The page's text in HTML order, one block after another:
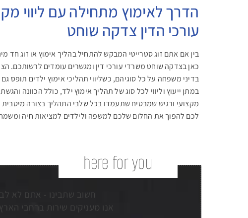
הדרך לאימוץ מתחילה עם ליווי
עורכי הדין צדקה שוחט
בין אם אתם זוג סטרייטי המבקש להתחיל בהליך אימוץ או זוג חד
כאן בצדקה שוחט משרדי עורכי דין ומגשרים עומדים לרשותכם.
בדיני משפחה על כל סוגיהם, כשליווי תהליכי אימוץ ילדים תופס
במתן ייעוץ וליווי לכל סוג של תהליך אימוץ ילד, כולל הכוונה
מקצועי ורגיש שמבטיח שתעמדו בכל שלבי התהליך בצורה מיטבית
לכם להפוך את החלום שלכם למשפה ולילדים למציאות חיה
here for you
חשוב שתבינו - אתם לא
אנו מעניקים שירות ברחבי